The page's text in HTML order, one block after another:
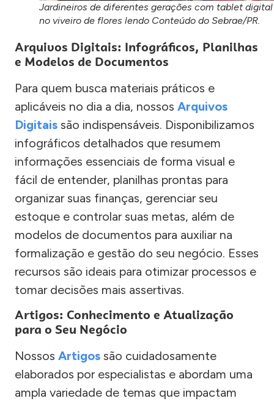
Jardineiros de diferentes gerações com tablet digital
no viveiro de flores lendo Conteúdo do Sebrae/PR.
Arquivos Digitais: Infográficos, Planilhas
e Modelos de Documentos
Para quem busca materiais práticos e
aplicáveis no dia a dia, nossos Arquivos
Digitais são indispensáveis. Disponibilizamos
infográficos detalhados que resumem
informações essenciais de forma visual e
fácil de entender, planilhas prontas para
organizar suas finanças, gerenciar seu
estoque e controlar suas metas, além de
modelos de documentos para auxiliar na
formalização e gestão do seu negócio. Esses
recursos são ideais para otimizar processos e
tomar decisões mais assertivas.
Artigos: Conhecimento e Atualização
para o Seu Negócio
Nossos Artigos são cuidadosamente
elaborados por especialistas e abordam uma
ampla variedade de temas que impactam